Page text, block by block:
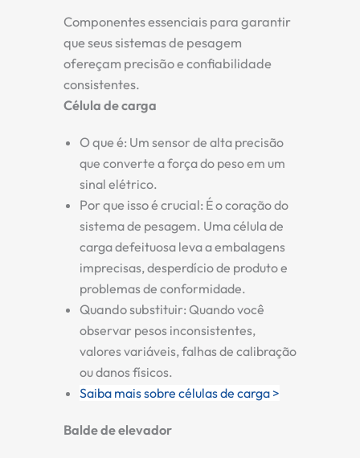
Componentes essenciais para garantir
que seus sistemas de pesagem
ofereçam precisão e confiabilidade
consistentes.
Célula de carga
O que é: Um sensor de alta precisão
que converte a força do peso em um
sinal elétrico.
Por que isso é crucial: É o coração do
sistema de pesagem. Uma célula de
carga defeituosa leva a embalagens
imprecisas, desperdício de produto e
problemas de conformidade.
Quando substituir: Quando você
observar pesos inconsistentes,
valores variáveis, falhas de calibração
ou danos físicos.
Saiba mais sobre células de carga >
Balde de elevador